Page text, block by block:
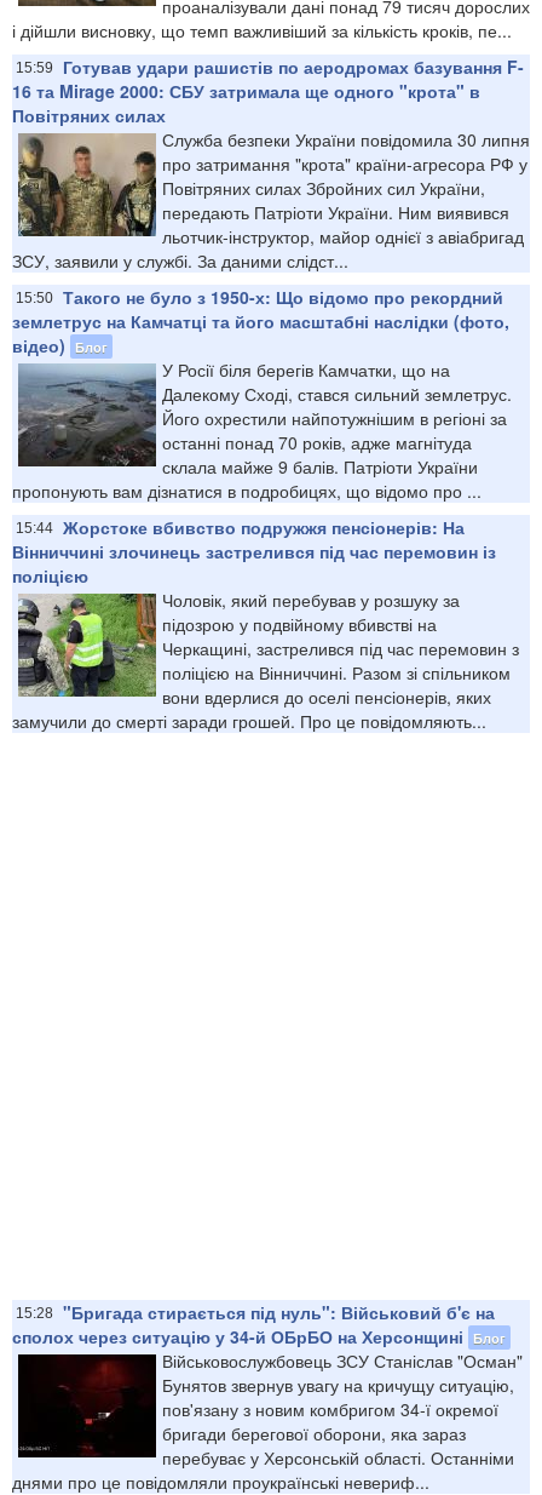
проаналізували дані понад 79 тисяч дорослих
і дійшли висновку, що темп важливіший за кількість кроків, пе...
15:59
Готував удари рашистів по аеродромах базування F-
16 та Mirage 2000: СБУ затримала ще одного "крота" в
Повітряних силах
Служба безпеки України повідомила 30 липня
про затримання "крота" країни-агресора РФ у
Повітряних силах Збройних сил України,
передають Патріоти України. Ним виявився
льотчик-інструктор, майор однієї з авіабригад
ЗСУ, заявили у службі. За даними слідст...
15:50 Такого не було з 1950-х: Що відомо про рекордний
землетрус на Камчатці та його масштабні наслідки (фото,
відео)
Блог
У Росії біля берегів Камчатки, що на
Далекому Сході, стався сильний землетрус.
Його охрестили найпотужнішим в регіоні за
останні понад 70 років, адже магнітуда
склала майже 9 балів. Патріоти України
пропонують вам дізнатися в подробицях, що відомо про ...
15:44 Жорстоке вбивство подружжя пенсіонерів: На
Вінниччині злочинець застрелився під час перемовин із
поліцією
Чоловік, який перебував у розшуку за
підозрою у подвійному вбивстві на
Черкащині, застрелився під час перемовин з
поліцією на Вінниччині. Разом зі спільником
вони вдерлися до оселі пенсіонерів, яких
замучили до смерті заради грошей. Про це повідомляють...
15:28 "Бригада стирається під нуль": Військовий б'є на
сполох через ситуацію у 34-й ОБрБО на Херсонщині
Блог
Військовослужбовець ЗСУ Станіслав "Осман"
Бунятов звернув увагу на кричущу ситуацію,
пов'язану з новим комбригом 34-ї окремої
бригади берегової оборони, яка зараз
перебуває у Херсонській області. Останніми
днями про це повідомляли проукраїнські невериф...